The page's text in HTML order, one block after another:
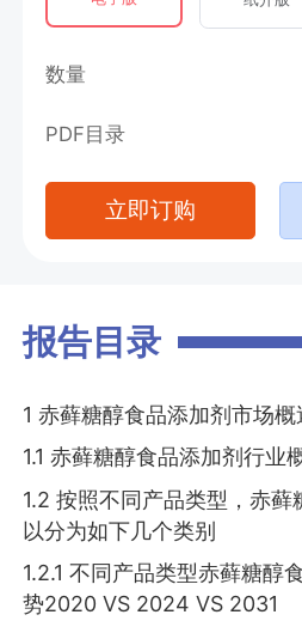
数量
PDF目录
立即订购
报告目录
1 赤藓糖醇食品添加剂市场概
1.1 赤藓糖醇食品添加剂行业
1.2 按照不同产品类型，赤
以分为如下几个类别
1.2.1 不同产品类型赤藓糖醇
势2020 VS 2024 VS 2031